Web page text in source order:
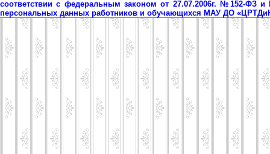
соответствии с федеральным законом от 27.07.2006г. №152-ФЗ
персональных данных работников и обучающихся МАУ ДО